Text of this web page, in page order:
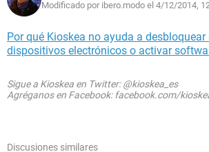
Modificado por ibero.modo el 4/12/2014,
Por qué Kioskea no ayuda a
dispositivos electrónicos o activar
Sigue a Kioskea en Twitter: @kioskea_es
Agréganos en Facebook: facebook.com/
Discusiones similares